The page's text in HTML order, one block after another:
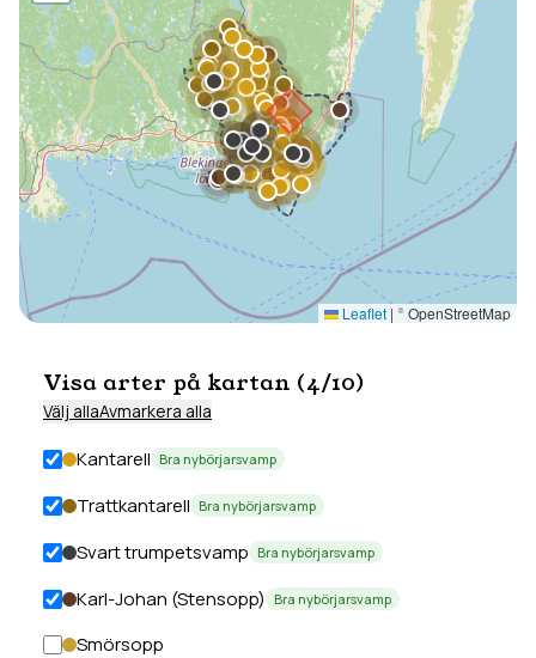
Leaflet | © OpenStreetMap
Visa arter på kartan (4/10)
Välj allaAvmarkera alla
Kantarell Bra nybörjarsvamp
Trattkantarell Bra nybörjarsvamp
Svart trumpetsvamp Bra nybörjarsvamp
Karl-Johan (Stensopp) Bra nybörjarsvamp
Smörsopp